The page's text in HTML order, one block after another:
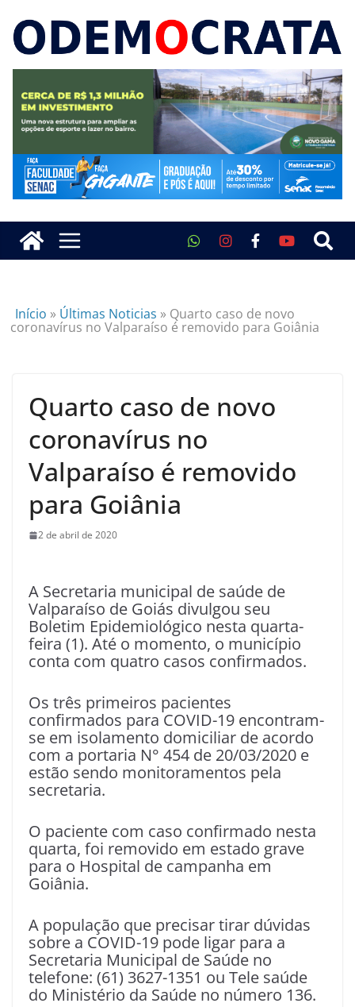
Início » Últimas Noticias » Quarto caso de novo
coronavírus no Valparaíso é removido para Goiânia
Quarto caso de novo
coronavírus no
Valparaíso é removido
para Goiânia
2 de abril de 2020
A Secretaria municipal de saúde de
Valparaíso de Goiás divulgou seu
Boletim Epidemiológico nesta quarta-
feira (1). Até o momento, o município
conta com quatro casos confirmados.
Os três primeiros pacientes
confirmados para COVID-19 encontram-
se em isolamento domiciliar de acordo
com a portaria N° 454 de 20/03/2020 e
estão sendo monitoramentos pela
secretaria.
O paciente com caso confirmado nesta
quarta, foi removido em estado grave
para o Hospital de campanha em
Goiânia.
A população que precisar tirar dúvidas
sobre a COVID-19 pode ligar para a
Secretaria Municipal de Saúde no
telefone: (61) 3627-1351 ou Tele saúde
do Ministério da Saúde no número 136.